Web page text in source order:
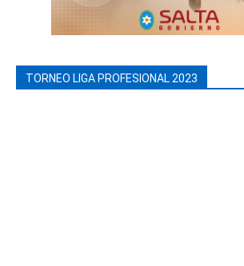
TORNEO LIGA PROFESIONAL 2023